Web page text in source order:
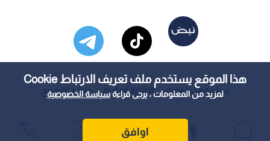
هذا الموقع يستخدم ملف تعريف الارتباط Cookie
لمزيد من المعلومات ، يرجى قراءةسياسة الخصوصية
اوافق
سياسة الخصوصية الملكية الفكرية معايير التصحيح